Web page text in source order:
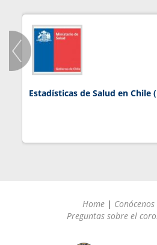
Estadísticas de Salud en Chile
Home | Conócenos
Preguntas sobre el